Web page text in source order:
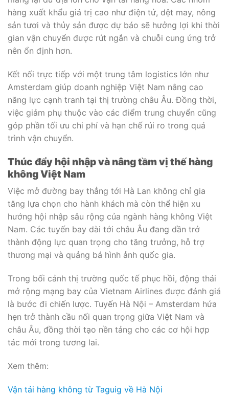
hàng xuất khẩu giá trị cao như điện tử, dệt may, nông
sản tươi và thủy sản được dự báo sẽ hưởng lợi khi thời
gian vận chuyển được rút ngắn và chuỗi cung ứng trở
nên ổn định hơn.
Kết nối trực tiếp với một trung tâm logistics lớn như
Amsterdam giúp doanh nghiệp Việt Nam nâng cao
năng lực cạnh tranh tại thị trường châu Âu. Đồng thời,
việc giảm phụ thuộc vào các điểm trung chuyển cũng
góp phần tối ưu chi phí và hạn chế rủi ro trong quá
trình vận chuyển.
Thúc đẩy hội nhập và nâng tầm vị thế hàng
không Việt Nam
Việc mở đường bay thẳng tới Hà Lan không chỉ gia
tăng lựa chọn cho hành khách mà còn thể hiện xu
hướng hội nhập sâu rộng của ngành hàng không Việt
Nam. Các tuyến bay dài tới châu Âu đang dần trở
thành động lực quan trọng cho tăng trưởng, hỗ trợ
thương mại và quảng bá hình ảnh quốc gia.
Trong bối cảnh thị trường quốc tế phục hồi, động thái
mở rộng mạng bay của Vietnam Airlines được đánh giá
là bước đi chiến lược. Tuyến Hà Nội – Amsterdam hứa
hẹn trở thành cầu nối quan trọng giữa Việt Nam và
châu Âu, đồng thời tạo nền tảng cho các cơ hội hợp
tác mới trong tương lai.
Xem thêm:
Vận tải hàng không từ Taguig về Hà Nội